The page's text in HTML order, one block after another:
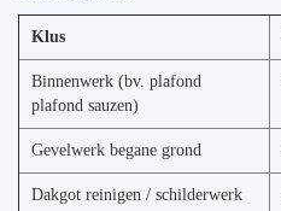
Klus
Binnenwerk (bv. plafond
plafond sauzen)
Gevelwerk begane grond
Dakgot reinigen / schilderwerk